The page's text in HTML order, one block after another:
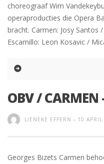
choreograaf Wim
operaproducties die Opera
bracht. Carmen: Josy Santos
Escamillo: Leon Kosavic /
OBV / CARMEN
LIENEKE EFFERN - 10
Georges Bizets Carmen